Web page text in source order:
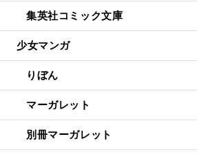
集英社コミック文庫
少女マンガ
りぼん
マーガレット
別冊マーガレット